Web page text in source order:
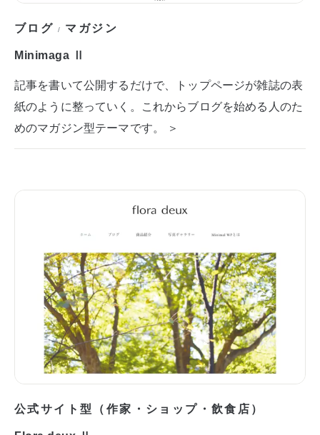
ブログ / マガジン
Minimaga Ⅱ
記事を書いて公開するだけで、トップページが雑誌の表
紙のように整っていく。これからブログを始める人のた
めのマガジン型テーマです。 ＞
公式サイト型（作家・ショップ・飲食店）